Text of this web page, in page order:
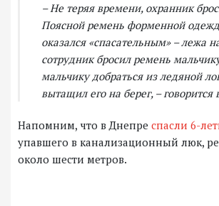
–Не теряя времени, охранник
Поясной ремень форменной
оказался «спасательным» – лежа
сотрудник бросил ремень
мальчику добраться из ледяной
вытащил его на берег, –
Напомним, что в Днепре спасли 6-
упавшего в канализационный люк,
около шести метров.